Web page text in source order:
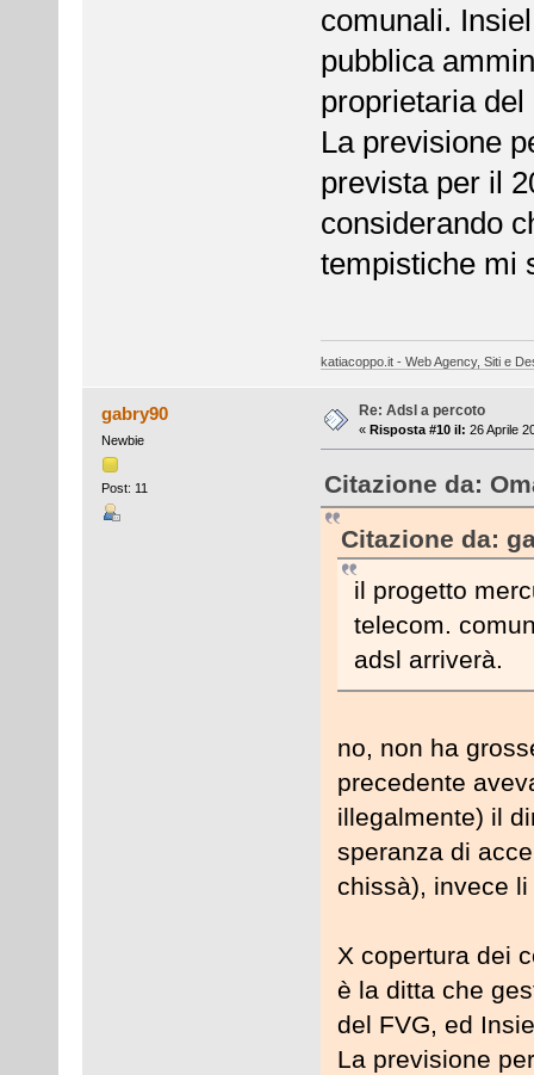
comunali.
pubblica
proprietaria
La previsione
prevista per il
considerando
tempistiche mi
katiacoppo.it - Web Agency, Siti e
gabry90
Newbie
Post: 11
Re: Adsl a percoto
« Risposta #10 il: 26 Aprile
Citazione da:
Citazione da:
il progetto
telecom.
adsl arriverà.
no, non ha
precedente
illegalmente) il
speranza di
chissà), invece
X copertura dei
è la ditta che
del FVG, ed
La previsione